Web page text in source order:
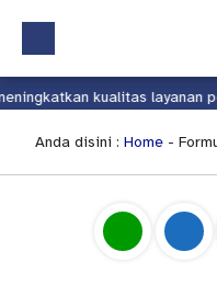
Beranda
Profil
Kalender Akademik
kualitas layanan
Anda disini : Home-